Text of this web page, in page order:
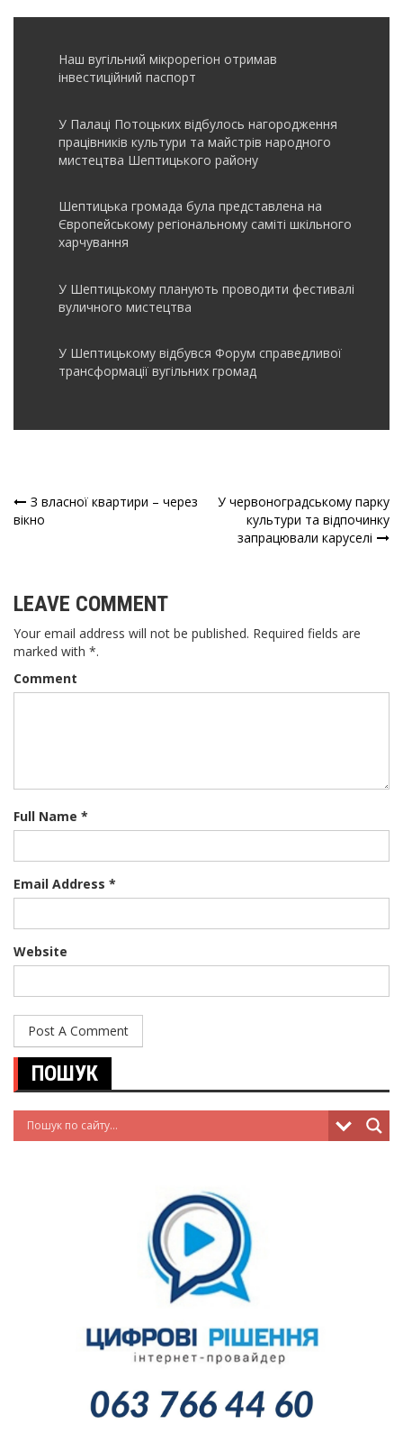
Наш вугільний мікрорегіон отримав
інвеcтиційний паспорт
У Палаці Потоцьких відбулось нагородження
працівників культури та майстрів народного
мистецтва Шептицького району
Шептицька громада була представлена на
Європейському регіональному саміті шкільного
харчування
У Шептицькому планують проводити фестивалі
вуличного мистецтва
У Шептицькому відбувся Форум справедливої
трансформації вугільних громад
Навігація
З власної квартири – через
вікно
У червоноградському парку
культури та відпочинку
запрацювали каруселі
LEAVE COMMENT
Your email address will not be published. Required fields are
marked with *.
Comment
Full Name *
Email Address *
Website
ПОШУК